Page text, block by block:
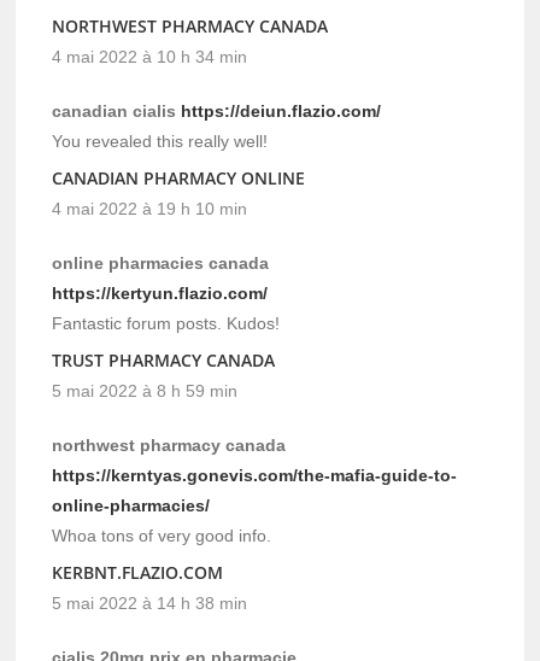
NORTHWEST PHARMACY CANADA
4 mai 2022 à 10 h 34 min
canadian cialis https://deiun.flazio.com/
You revealed this really well!
CANADIAN PHARMACY ONLINE
4 mai 2022 à 19 h 10 min
online pharmacies canada
https://kertyun.flazio.com/
Fantastic forum posts. Kudos!
TRUST PHARMACY CANADA
5 mai 2022 à 8 h 59 min
northwest pharmacy canada
https://kerntyas.gonevis.com/the-mafia-guide-to-
online-pharmacies/
Whoa tons of very good info.
KERBNT.FLAZIO.COM
5 mai 2022 à 14 h 38 min
cialis 20mg prix en pharmacie